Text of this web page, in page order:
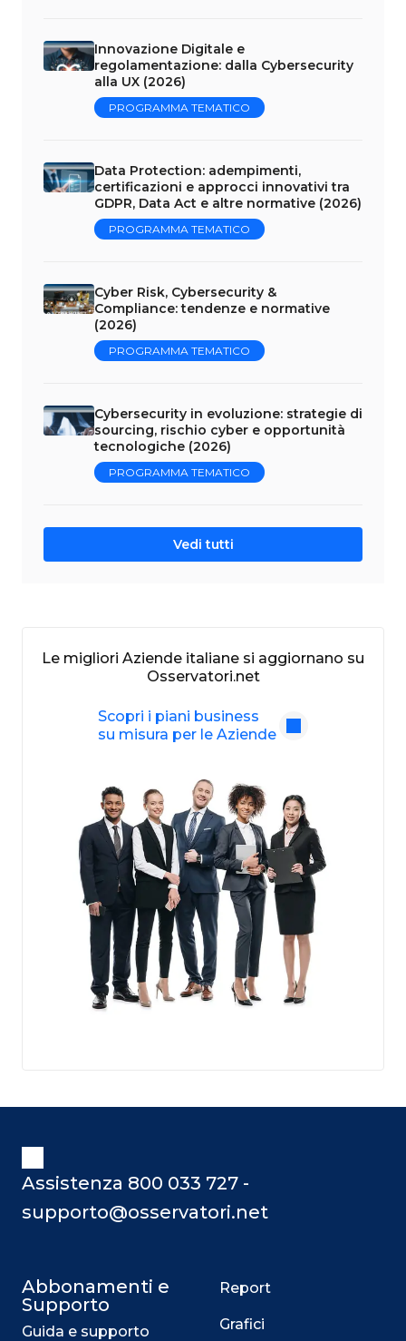
Innovazione Digitale e
regolamentazione: dalla Cybersecurity
alla UX (2026)
PROGRAMMA TEMATICO
Data Protection: adempimenti,
certificazioni e approcci innovativi tra
GDPR, Data Act e altre normative (2026)
PROGRAMMA TEMATICO
Cyber Risk, Cybersecurity &
Compliance: tendenze e normative
(2026)
PROGRAMMA TEMATICO
Cybersecurity in evoluzione: strategie di
sourcing, rischio cyber e opportunità
tecnologiche (2026)
PROGRAMMA TEMATICO
Vedi tutti
Le migliori Aziende italiane si aggiornano su
Osservatori.net
Scopri i piani business
su misura per le Aziende
Assistenza 800 033 727 -
supporto@osservatori.net
Abbonamenti e
Supporto
Guida e supporto
Report
Grafici